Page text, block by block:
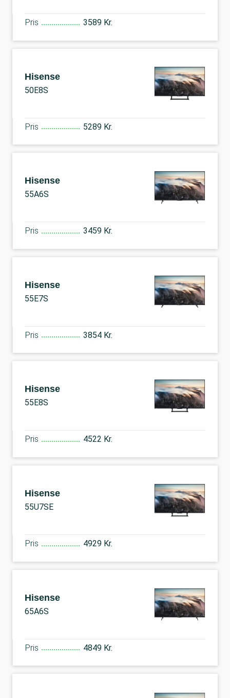
Pris 3589 Kr.
Hisense
50E8S
Pris 5289 Kr.
Hisense
55A6S
Pris 3459 Kr.
Hisense
55E7S
Pris 3854 Kr.
Hisense
55E8S
Pris 4522 Kr.
Hisense
55U7SE
Pris 4929 Kr.
Hisense
65A6S
Pris 4849 Kr.